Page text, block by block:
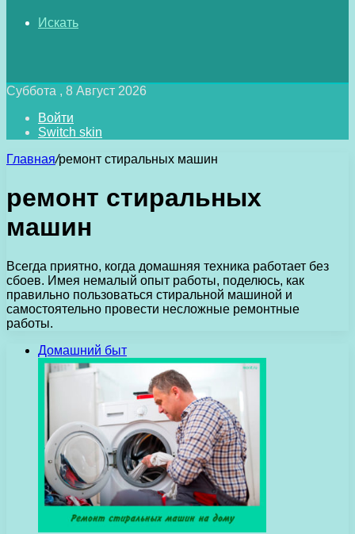
Искать
Суббота , 8 Август 2026
Войти
Switch skin
Главная/ремонт стиральных машин
ремонт стиральных
машин
Всегда приятно, когда домашняя техника работает без
сбоев. Имея немалый опыт работы, поделюсь, как
правильно пользоваться стиральной машиной и
самостоятельно провести несложные ремонтные
работы.
Домашний быт